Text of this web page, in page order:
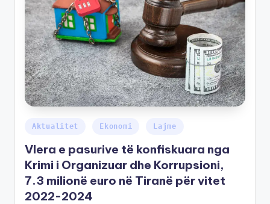
Aktualitet Ekonomi Lajme
Vlera e pasurive të konfiskuara nga
Krimi i Organizuar dhe Korrupsioni,
7.3 milionë euro në Tiranë për vitet
2022-2024